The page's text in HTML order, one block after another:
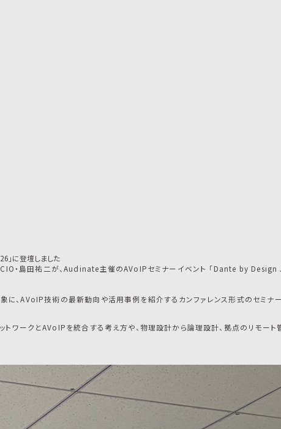
」に登壇しました
・島田祐二が、Audinate主催のAVoIPセミナーイベント 「Dante by Design
に、AVoIP技術の最新動向や活用事例を紹介するカンファレンス形式のセミナー
トワークとAVoIPを統合する考え方や、物理設計から論理設計、拠点のリモー